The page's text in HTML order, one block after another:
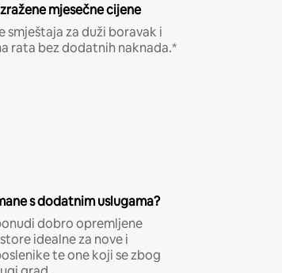
mjesečne cijene
smještaja za duži boravak i
rata bez dodatnih naknada.*
s dodatnim uslugama?
dobro opremljene
idealne za nove i
te one koji se zbog